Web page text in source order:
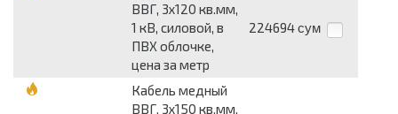
ВВГ, 3х120 кв.мм,
1 кВ, силовой, в
ПВХ облочке,
цена за метр
224694 сум
Кабель медный
ВВГ, 3х150 кв.мм,